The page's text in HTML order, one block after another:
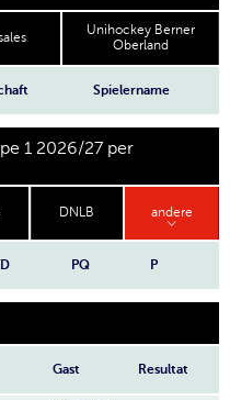
Unihockey Berner
Oberland
Spielername
1 2026/27 per
DNLB andere
PQ P
Gast Resultat